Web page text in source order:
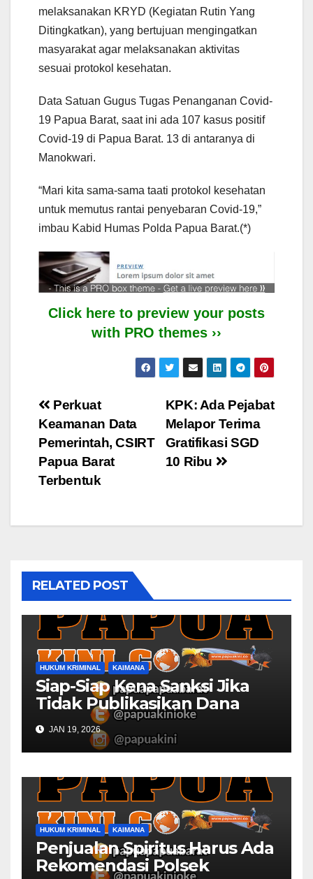
melaksanakan KRYD (Kegiatan Rutin Yang
Ditingkatkan), yang bertujuan mengingatkan
masyarakat agar melaksanakan aktivitas
sesuai protokol kesehatan.
Data Satuan Gugus Tugas Penanganan Covid-
19 Papua Barat, saat ini ada 107 kasus positif
Covid-19 di Papua Barat. 13 di antaranya di
Manokwari.
“Mari kita sama-sama taati protokol kesehatan
untuk memutus rantai penyebaran Covid-19,”
imbau Kabid Humas Polda Papua Barat.(*)
Click here to preview your posts
with PRO themes ››
Post
navigation
KPK: Ada Pejabat
Melapor Terima
Gratifikasi SGD
10 Ribu
Perkuat
Keamanan Data
Pemerintah, CSIRT
Papua Barat
Terbentuk
RELATED POST
HUKUM KRIMINAL KAIMANA
Siap-Siap Kena Sanksi Jika
Tidak Publikasikan Dana
Desa
JAN 19, 2026
HUKUM KRIMINAL KAIMANA
Penjualan Spiritus Harus Ada
Rekomendasi Polsek